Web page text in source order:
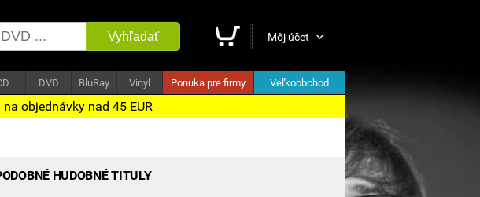
Vyhľadať Môj účet
DVD BluRay Vinyl Ponuka pre firmy Veľkoobchod
objednávky nad 45 EUR
HUDOBNÉ TITULY